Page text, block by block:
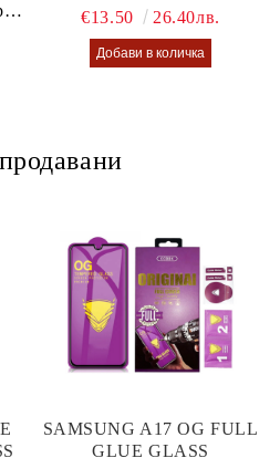
€13.50
26.40лв.
SAMSUNG A17 OG FULL
GLUE GLASS